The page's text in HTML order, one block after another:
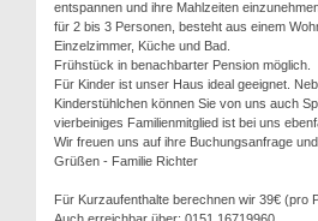
entspannen und ihre Mahlzeiten
für 2 bis 3 Personen, besteht aus einem
Einzelzimmer, Küche und Bad.
Frühstück in benachbarter Pension möglich.
Für Kinder ist unser Haus ideal geeignet.
Kinderstühlchen können Sie von uns auch
vierbeiniges Familienmitglied ist bei uns
Wir freuen uns auf ihre Buchungsanfrage
Grüßen - Familie Richter
Für Kurzaufenthalte berechnen wir 39€ (pro